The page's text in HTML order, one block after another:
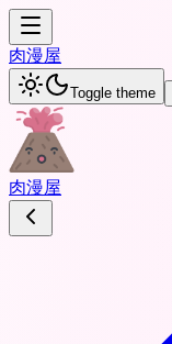
肉漫屋
Toggle theme
肉漫屋